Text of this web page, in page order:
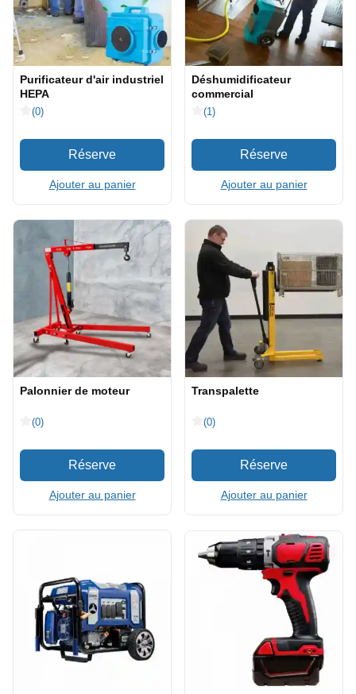
Purificateur d'air industriel
HEPA
(0)
Ajouter au panier
Déshumidificateur
commercial
(1)
Ajouter au panier
Palonnier de moteur
(0)
Ajouter au panier
Transpalette
(0)
Ajouter au panier